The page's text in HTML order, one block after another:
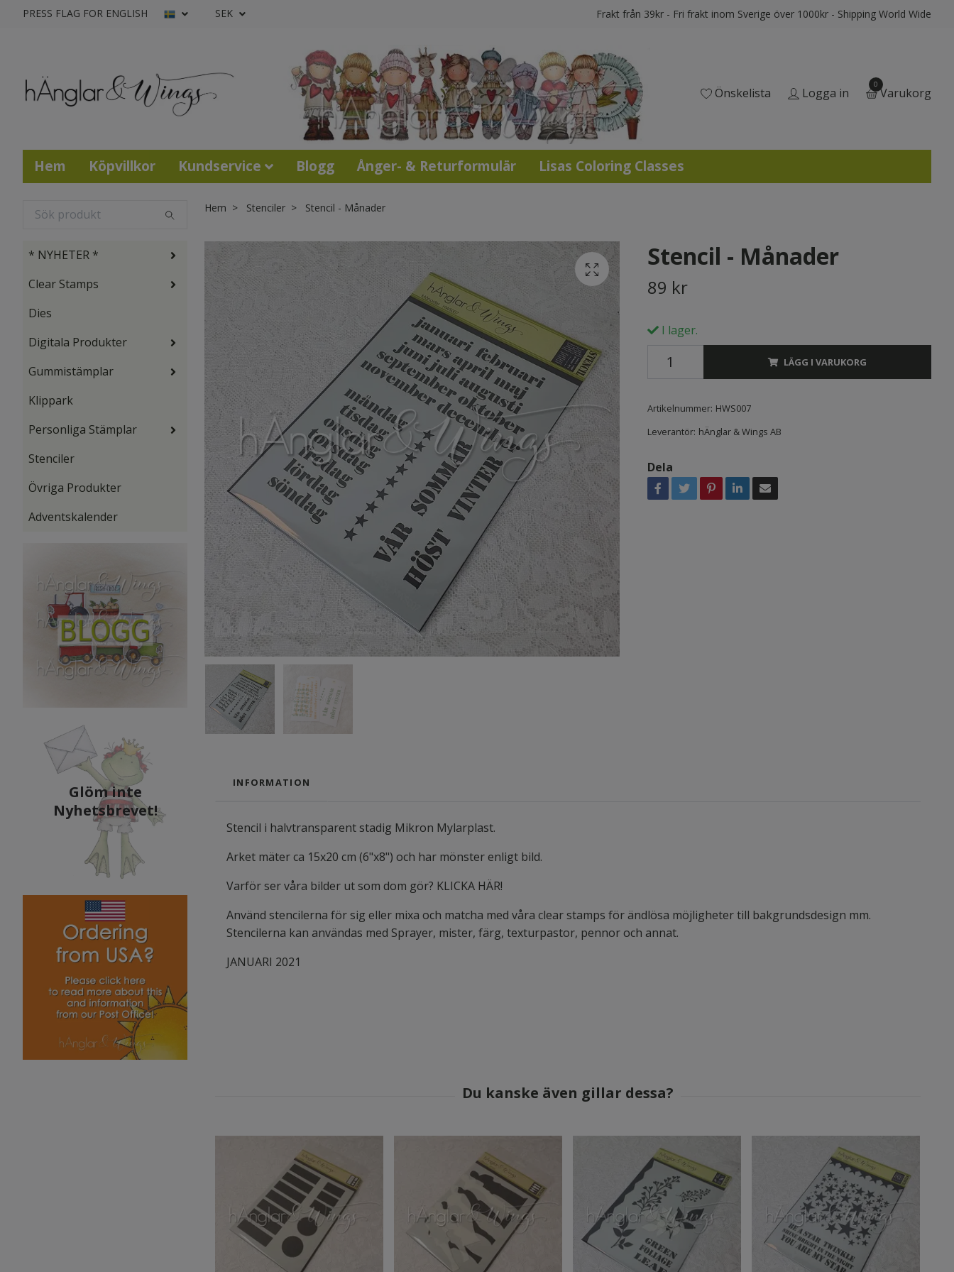
PRESS FLAG FOR ENGLISH SEK Frakt från 39kr - Fri frakt inom Sverige över 1000kr - Shipping World Wide
Önskelista Logga in
0
Varukorg
Hem Köpvillkor Kundservice Blogg Ånger- & Returformulär Lisas Coloring Classes
* NYHETER *
Clear Stamps
Dies
Digitala Produkter
Gummistämplar
Klippark
Personliga Stämplar
Stenciler
Övriga Produkter
Adventskalender
Glöm inte
Nyhetsbrevet!
Hem Stenciler Stencil - Månader
Stencil - Månader
89 kr
I lager.
LÄGG I VARUKORG
Artikelnummer: HWS007
Leverantör: hÄnglar & Wings AB
Dela
INFORMATION
Stencil i halvtransparent stadig Mikron Mylarplast.
Arket mäter ca 15x20 cm (6"x8") och har mönster enligt bild.
Varför ser våra bilder ut som dom gör? KLICKA HÄR!
Använd stencilerna för sig eller mixa och matcha med våra clear stamps för ändlösa möjligheter till bakgrundsdesign mm.
Stencilerna kan användas med Sprayer, mister, färg, texturpastor, pennor och annat.
JANUARI 2021